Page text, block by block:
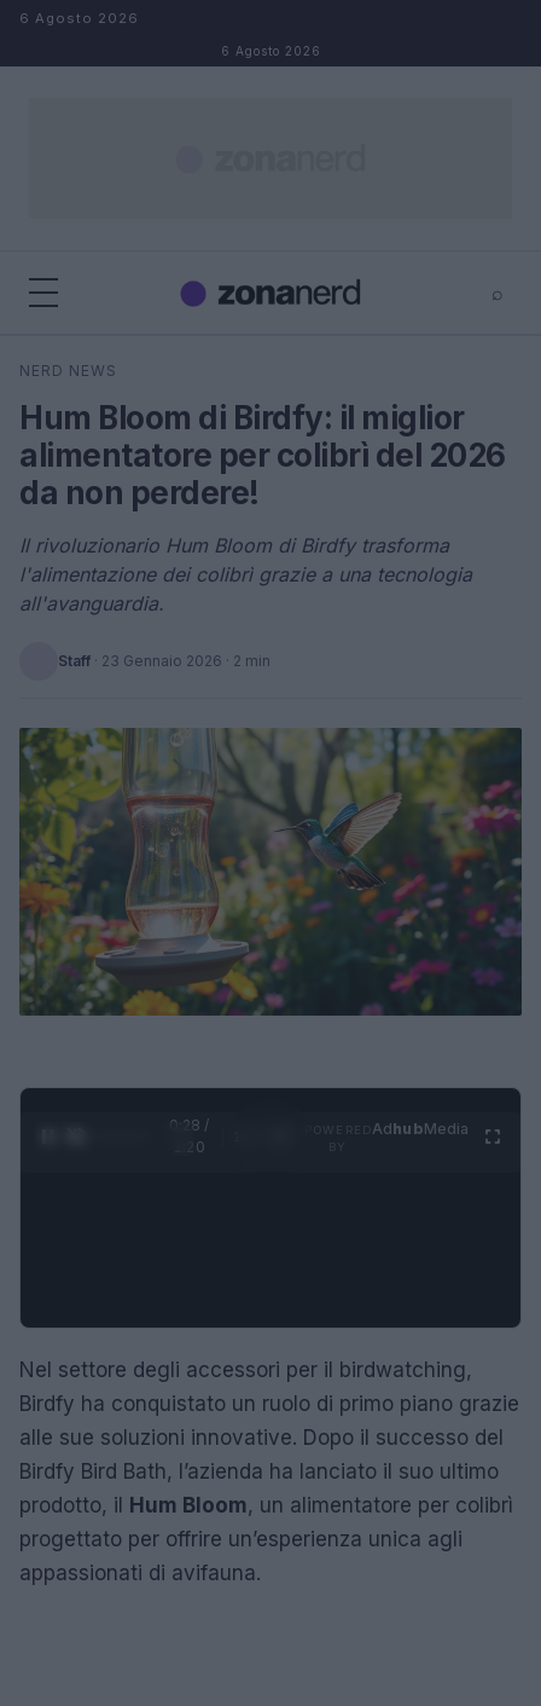
Salta al contenuto
6 Agosto 2026
6 Agosto 2026
⌕
Cerca
NERD NEWS
Hum Bloom di Birdfy: il miglior
alimentatore per colibrì del 2026
da non perdere!
Il rivoluzionario Hum Bloom di Birdfy trasforma
l'alimentazione dei colibrì grazie a una tecnologia
all'avanguardia.
Staff · 23 Gennaio 2026 · 2 min
0:28 /
1:20
AdhubMedia
Nel settore degli accessori per il birdwatching,
Birdfy ha conquistato un ruolo di primo piano grazie
alle sue soluzioni innovative. Dopo il successo del
Birdfy Bird Bath, l’azienda ha lanciato il suo ultimo
prodotto, il Hum Bloom, un alimentatore per colibrì
progettato per offrire un’esperienza unica agli
appassionati di avifauna.